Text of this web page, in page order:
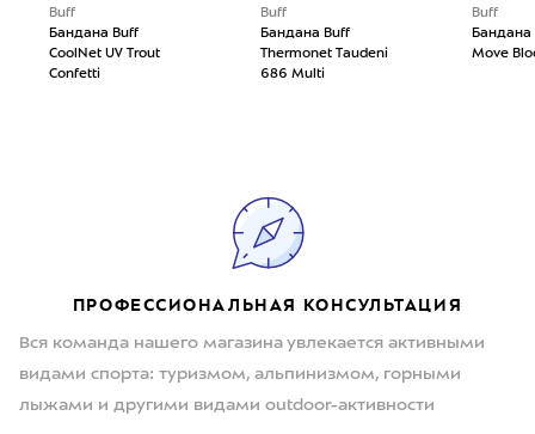
Buff
Бандана Buff
CoolNet UV Trout
Confetti
Buff
Бандана Buff
Thermonet Taudeni
686 Multi
Buff
Бандана
Move
ПРОФЕССИОНАЛЬНАЯ КОНСУЛЬТАЦИЯ
Вся команда нашего магазина увлекается активными
видами спорта: туризмом, альпинизмом, горными
лыжами и другими видами outdoor-активности